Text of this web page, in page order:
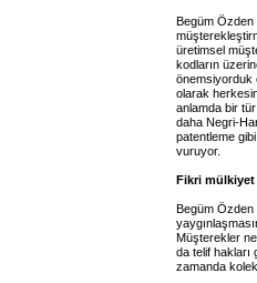
Begüm Özden
üretimsel
kodların
önemsiyorduk
olarak
anlamda bir
daha Negri-
patentleme
vuruyor.
Fikri mülkiyet
Begüm Özden
Müşterekler
da telif hakları
zamanda